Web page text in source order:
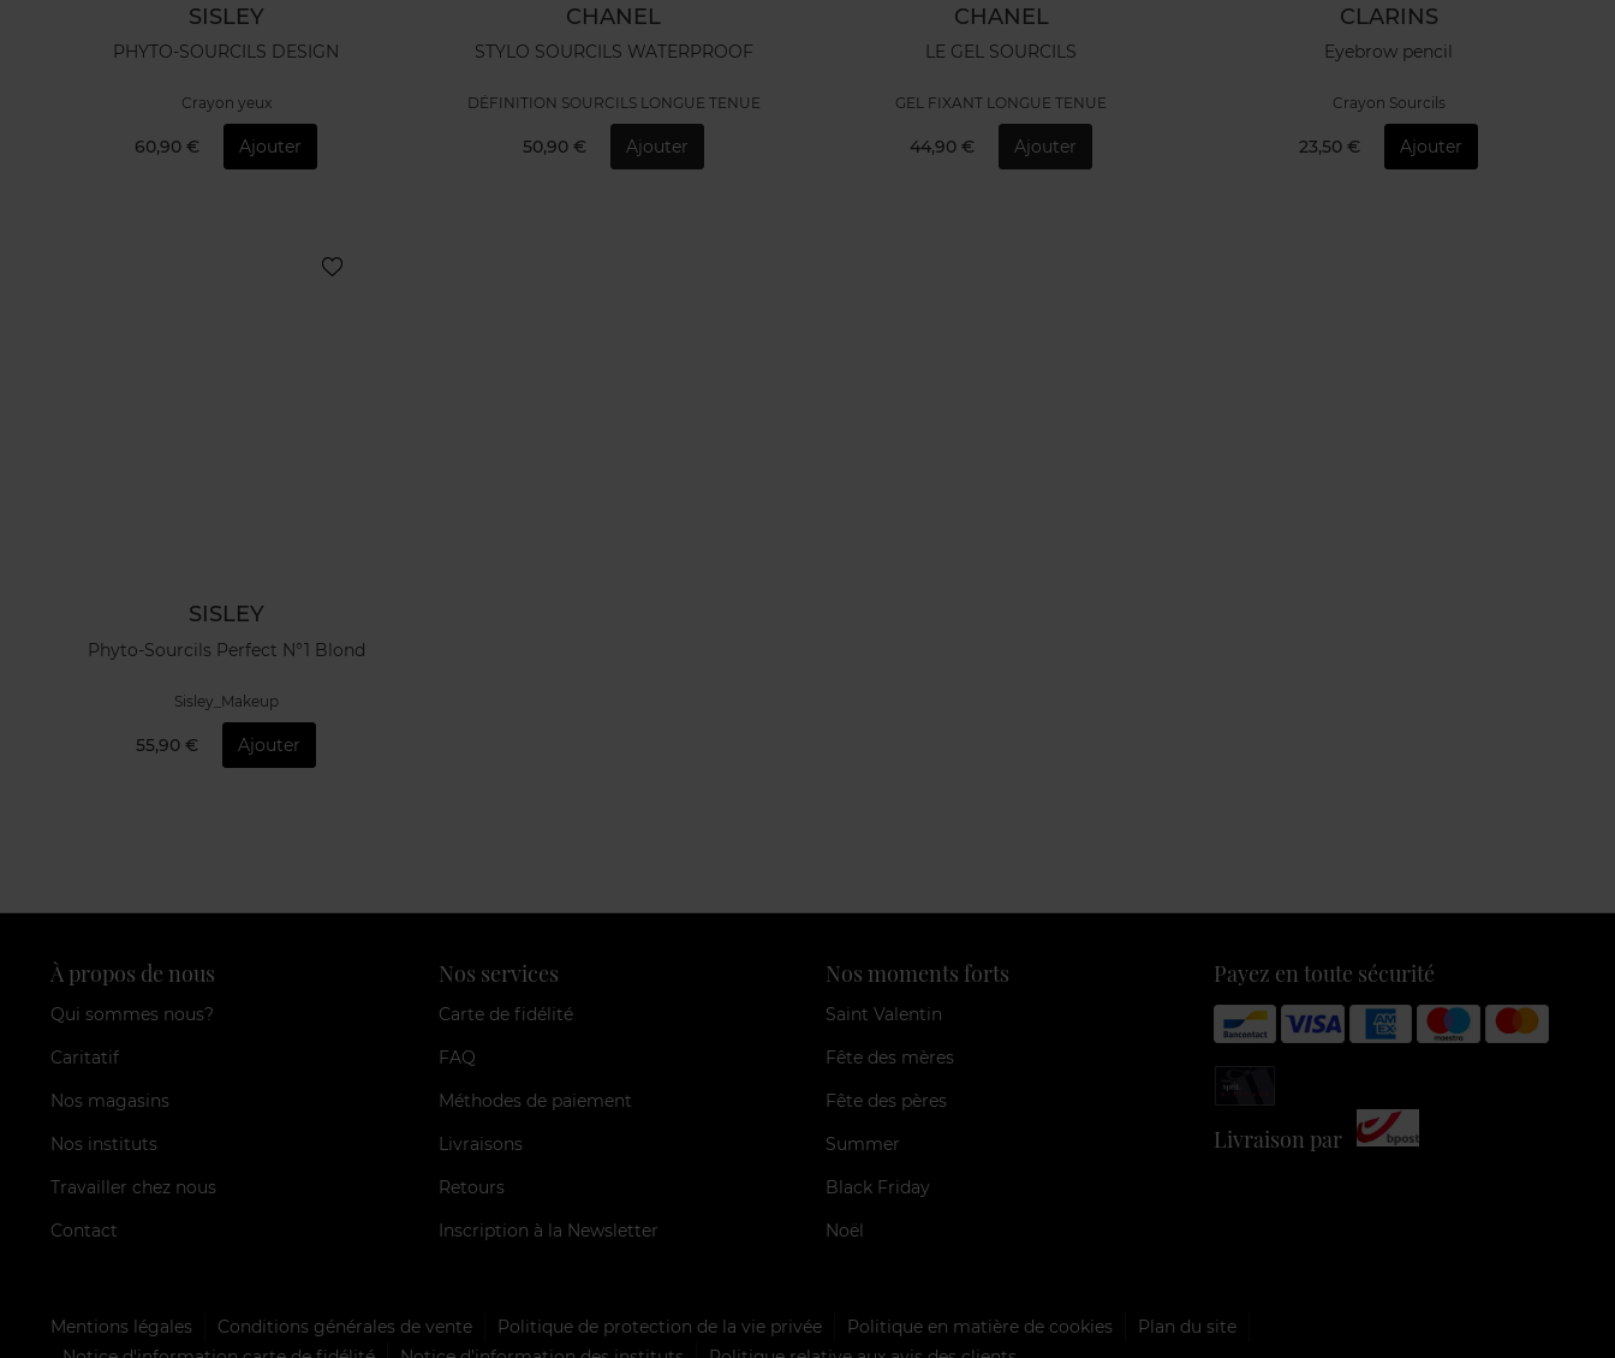
SISLEY
PHYTO-SOURCILS DESIGN
Crayon yeux
60,90 € Ajouter
CHANEL
STYLO SOURCILS WATERPROOF
DÉFINITION SOURCILS LONGUE TENUE
50,90 € Ajouter
CHANEL
LE GEL SOURCILS
GEL FIXANT LONGUE TENUE
44,90 € Ajouter
CLARINS
Eyebrow pencil
Crayon Sourcils
23,50 € Ajouter
SISLEY
Phyto-Sourcils Perfect N°1 Blond
Sisley_Makeup
55,90 € Ajouter
À propos de nous
Qui sommes nous?
Caritatif
Nos magasins
Nos instituts
Travailler chez nous
Contact
Nos services
Carte de fidélité
FAQ
Méthodes de paiement
Livraisons
Retours
Inscription à la Newsletter
Nos moments forts
Saint Valentin
Fête des mères
Fête des pères
Summer
Black Friday
Noël
Payez en toute sécurité
Livraison par
Mentions légales Conditions générales de vente Politique de protection de la vie privée Politique en matière de cookies
Plan du site